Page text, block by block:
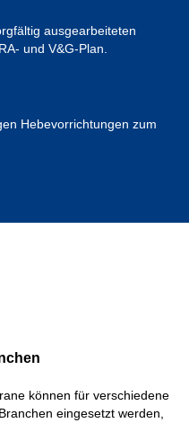
ausgearbeiteten
und V&G-Plan.
Hebevorrichtungen zum
können für verschiedene
eingesetzt werden,